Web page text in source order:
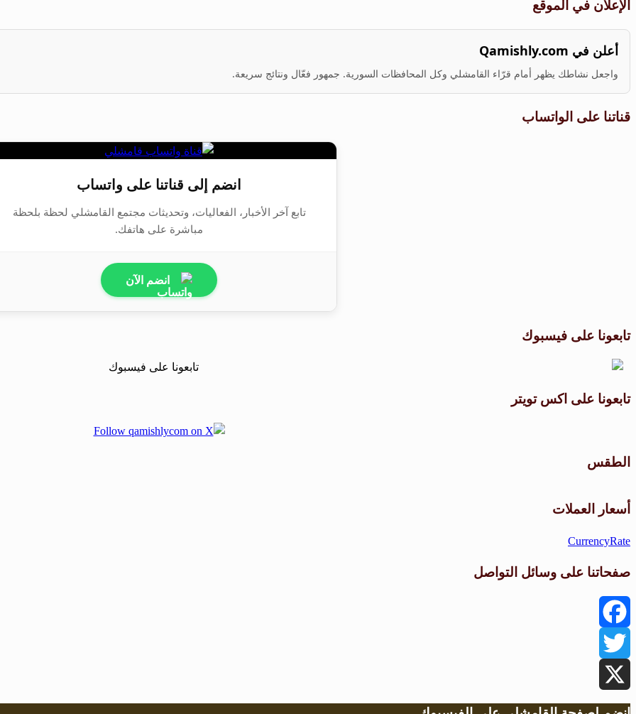
الإعلان في الموقع
أعلن في Qamishly.com
واجعل نشاطك يظهر أمام قرّاء القامشلي وكل المحافظات السورية. جمهور فعّال ونتائج سريعة.
قناتنا على الواتساب
انضم إلى قناتنا على واتساب
تابع آخر الأخبار، الفعاليات، وتحديثات مجتمع القامشلي لحظة بلحظة
مباشرة على هاتفك.
انضم الآن
تابعونا على فيسبوك
تابعونا على اكس تويتر
الطقس
أسعار العملات
CurrencyRate
صفحاتنا على وسائل التواصل
Facebook
Twitter
X